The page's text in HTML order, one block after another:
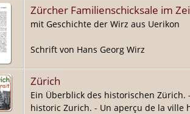
Zürcher Familienschicksale im
mit Geschichte der Wirz aus Uerikon
Schrift von Hans Georg Wirz
Zürich
Ein Überblick des historischen Zürich.
historic Zurich. - Un aperçu de la ville